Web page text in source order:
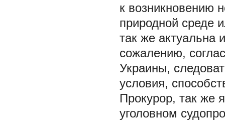
к возникновению
природной среде
так же актуальна
сожалению,
Украины,
условия,
Прокурор, так же
уголовном